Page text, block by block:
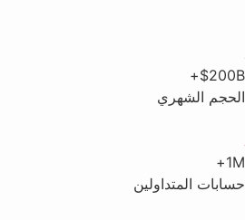
$200B+
الحجم الشهري
1M+
حسابات المتداولين